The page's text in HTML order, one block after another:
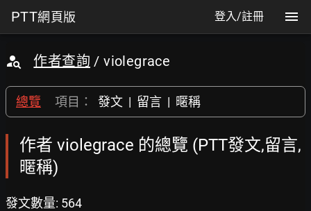
PTT網頁版 登入/註冊
作者查詢 / violegrace
總覽 項目： 發文 | 留言 | 暱稱
作者 violegrace 的總覽 (PTT發文,留言,
暱稱)
發文數量: 564